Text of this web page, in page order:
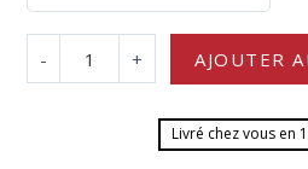
- + AJOUTER
Livré chez vous en